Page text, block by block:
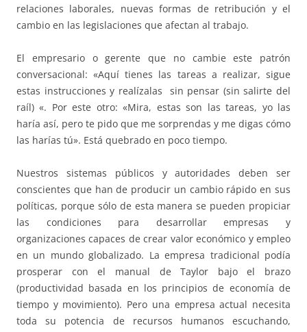
relaciones laborales, nuevas formas de retribución y el
cambio en las legislaciones que afectan al trabajo.
El empresario o gerente que no cambie este patrón
conversacional: «Aquí tienes las tareas a realizar, sigue
estas instrucciones y realízalas sin pensar (sin salirte del
raíl) «. Por este otro: «Mira, estas son las tareas, yo las
haría así, pero te pido que me sorprendas y me digas cómo
las harías tú». Está quebrado en poco tiempo.
Nuestros sistemas públicos y autoridades deben ser
conscientes que han de producir un cambio rápido en sus
políticas, porque sólo de esta manera se pueden propiciar
las condiciones para desarrollar empresas y
organizaciones capaces de crear valor económico y empleo
en un mundo globalizado. La empresa tradicional podía
prosperar con el manual de Taylor bajo el brazo
(productividad basada en los principios de economía de
tiempo y movimiento). Pero una empresa actual necesita
toda su potencia de recursos humanos escuchando,